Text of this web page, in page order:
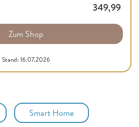
349,99
Zum Shop
Stand: 16.07.2026
Smart Home